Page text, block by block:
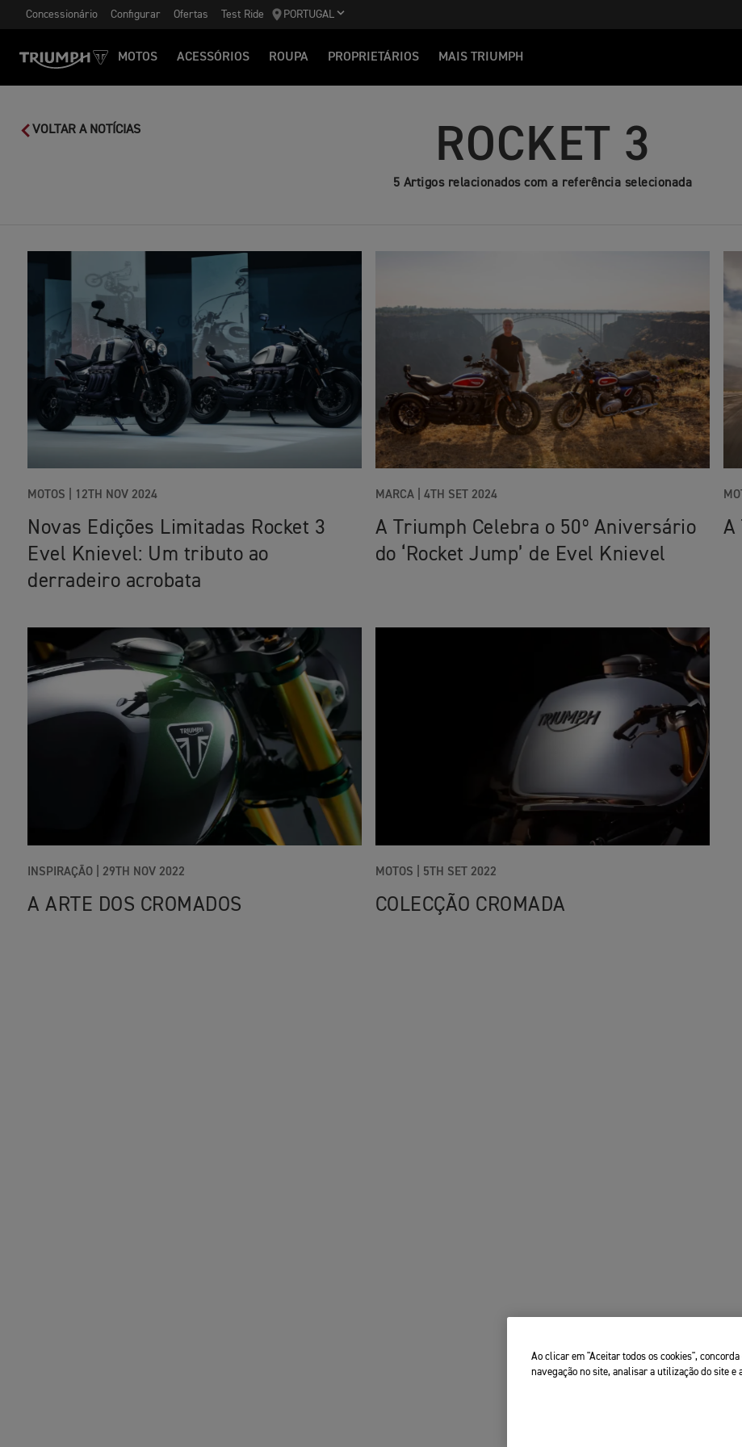
Concessionário Configurar Ofertas Test Ride PORTUGAL
MOTOS ACESSÓRIOS ROUPA PROPRIETÁRIOS MAIS TRIUMPH
VOLTAR A NOTÍCIAS ROCKET 3
5 Artigos relacionados com a referência selecionada
MOTOS | 12TH NOV 2024
Novas Edições Limitadas Rocket 3
Evel Knievel: Um tributo ao
derradeiro acrobata
MARCA | 4TH SET 2024
A Triumph Celebra o 50º Aniversário
do ‘Rocket Jump’ de Evel Knievel
A
INSPIRAÇÃO | 29TH NOV 2022
A ARTE DOS CROMADOS
MOTOS | 5TH SET 2022
COLECÇÃO CROMADA
Ao clicar em "Aceitar todos os cookies",
navegação no site, analisar a utilização do site